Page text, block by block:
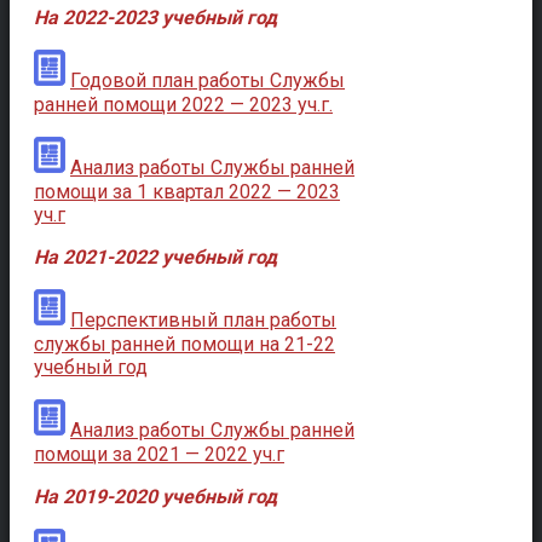
На 2022-2023 учебный год
Годовой план работы Службы
ранней помощи 2022 — 2023 уч.г.
Анализ работы Службы ранней
помощи за 1 квартал 2022 — 2023
уч.г
На 2021-2022 учебный год
Перспективный план работы
службы ранней помощи на 21-22
учебный год
Анализ работы Службы ранней
помощи за 2021 — 2022 уч.г
На 2019-2020 учебный год